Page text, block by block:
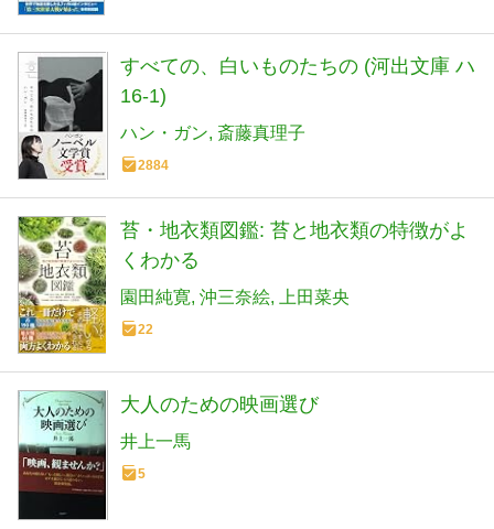
すべての、白いものたちの (河出文庫 ハ
16-1)
ハン・ガン 斎藤真理子
2884
苔・地衣類図鑑: 苔と地衣類の特徴がよ
くわかる
園田純寛 沖三奈絵 上田菜央
22
大人のための映画選び
井上一馬
5